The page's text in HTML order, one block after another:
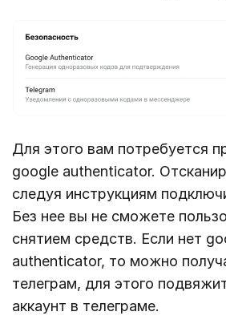
Для этого вам потребуется
google authenticator.
следуя инструкциям
Без нее вы не сможете
снятием средств. Если нет
authenticator, то можно
телеграм, для этого
аккаунт в телеграме.